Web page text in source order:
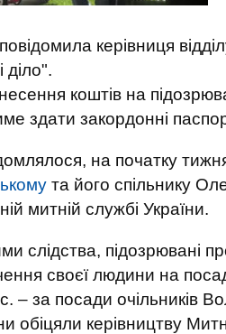
керівниця
діло".
коштів на
здати закордонні
на початку
та його спільнику
митній службі України.
слідства, підозрювані
своєї людини на
– за посади очільників
обіцяли керівництву